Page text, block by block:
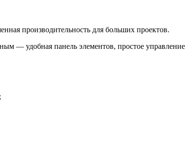
производительность для больших проектов.
— удобная панель элементов, простое